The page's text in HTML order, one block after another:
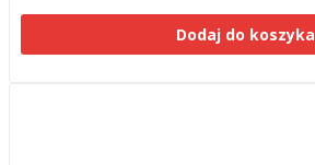
Dodaj do koszyka